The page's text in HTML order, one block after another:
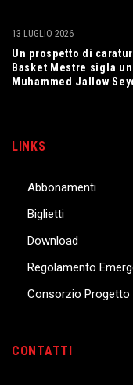
Un prospetto di
Basket Mestre sigla
Muhammed Jallow
13 LUGLIO 2026
LINKS
Abbonamenti
Biglietti
Download
Regolamento
Consorzio Progetto
CONTATTI